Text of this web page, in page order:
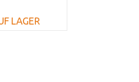
LAGER